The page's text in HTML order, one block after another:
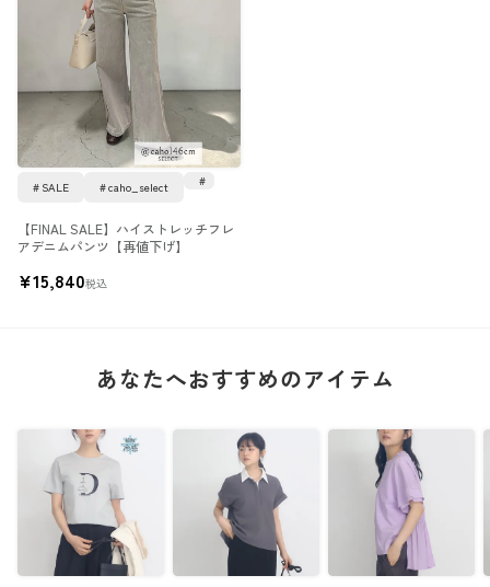
【FINAL SALE】ハイストレッチフレ
アデニムパンツ【再値下げ】
SALE caho_select
¥15,840税込
あなたへおすすめのアイテム